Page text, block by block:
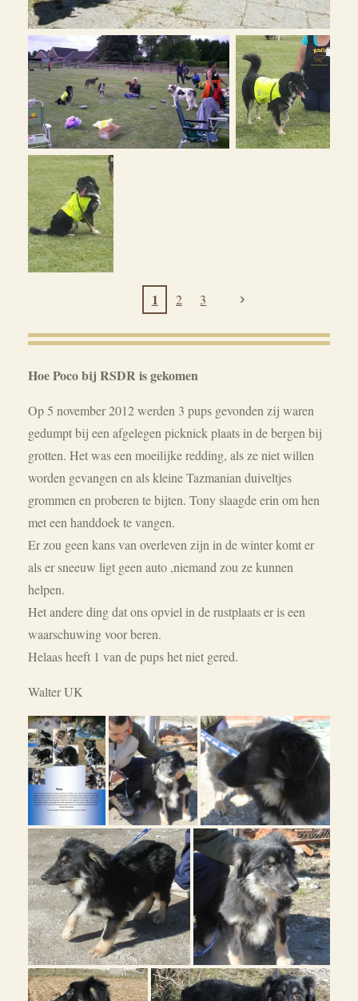
1 2 3
Hoe Poco bij RSDR is gekomen
Op 5 november 2012 werden 3 pups gevonden zij waren
gedumpt bij een afgelegen picknick plaats in de bergen bij
grotten. Het was een moeilijke redding, als ze niet willen
worden gevangen en als kleine Tazmanian duiveltjes
grommen en proberen te bijten. Tony slaagde erin om hen
met een handdoek te vangen.
Er zou geen kans van overleven zijn in de winter komt er
als er sneeuw ligt geen auto ,niemand zou ze kunnen
helpen.
Het andere ding dat ons opviel in de rustplaats er is een
waarschuwing voor beren.
Helaas heeft 1 van de pups het niet gered.
Walter UK